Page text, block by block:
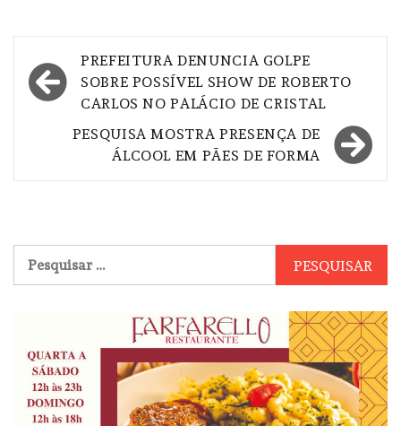
Navegação
de
PREFEITURA DENUNCIA GOLPE
SOBRE POSSÍVEL SHOW DE ROBERTO
CARLOS NO PALÁCIO DE CRISTAL
PESQUISA MOSTRA PRESENÇA DE
ÁLCOOL EM PÃES DE FORMA